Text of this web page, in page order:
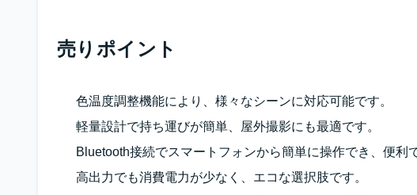
売りポイント
色温度調整機能により、様々なシーンに対応可能です。
軽量設計で持ち運びが簡単、屋外撮影にも最適です。
Bluetooth接続でスマートフォンから簡単に操作でき、便利
高出力でも消費電力が少なく、エコな選択肢です。